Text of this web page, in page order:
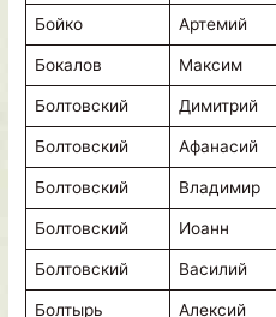
Бойко Артемий
Бокалов Максим
Болтовский Димитрий
Болтовский Афанасий
Болтовский Владимир
Болтовский Иоанн
Болтовский Василий
Болтырь Алексий